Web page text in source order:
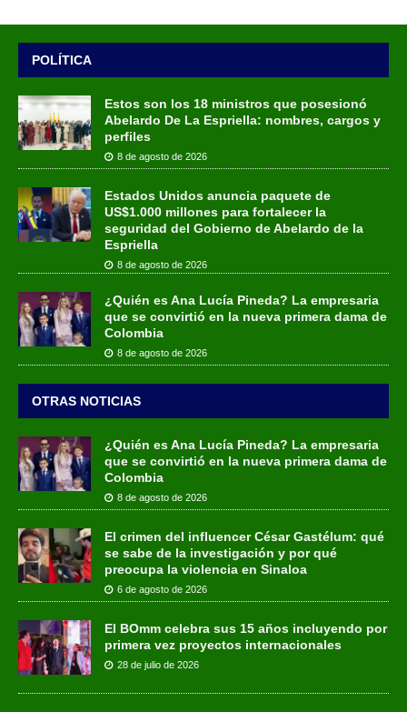
POLÍTICA
Estos son los 18 ministros que posesionó
Abelardo De La Espriella: nombres, cargos y
perfiles
8 de agosto de 2026
Estados Unidos anuncia paquete de
US$1.000 millones para fortalecer la
seguridad del Gobierno de Abelardo de la
Espriella
8 de agosto de 2026
¿Quién es Ana Lucía Pineda? La empresaria
que se convirtió en la nueva primera dama de
Colombia
8 de agosto de 2026
OTRAS NOTICIAS
¿Quién es Ana Lucía Pineda? La empresaria
que se convirtió en la nueva primera dama de
Colombia
8 de agosto de 2026
El crimen del influencer César Gastélum: qué
se sabe de la investigación y por qué
preocupa la violencia en Sinaloa
6 de agosto de 2026
El BOmm celebra sus 15 años incluyendo por
primera vez proyectos internacionales
28 de julio de 2026